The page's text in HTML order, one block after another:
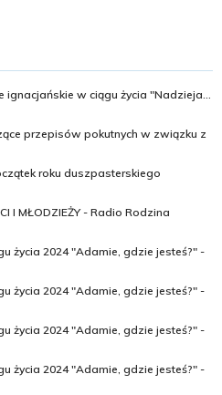
ignacjańskie w ciągu życia "Nadzieja...
przepisów pokutnych w związku z
roku duszpasterskiego
I MŁODZIEŻY - Radio Rodzina
życia 2024 "Adamie, gdzie jesteś?" -
życia 2024 "Adamie, gdzie jesteś?" -
życia 2024 "Adamie, gdzie jesteś?" -
życia 2024 "Adamie, gdzie jesteś?" -